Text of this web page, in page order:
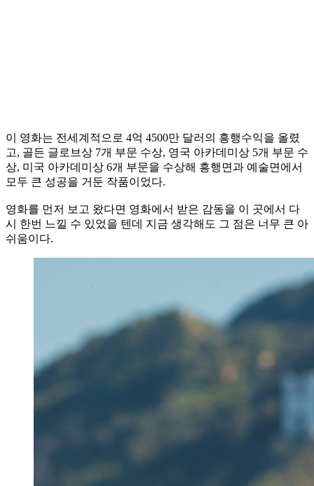
이 영화는 전세계적으로 4억 4500만 달러의 흥행수익을 올렸
고, 골든 글로브상 7개 부문 수상, 영국 아카데미상 5개 부문 수
상, 미국 아카데미상 6개 부문을 수상해 흥행면과 예술면에서
모두 큰 성공을 거둔 작품이었다.
영화를 먼저 보고 왔다면 영화에서 받은 감동을 이 곳에서 다
시 한번 느낄 수 있었을 텐데 지금 생각해도 그 점은 너무 큰 아
쉬움이다.